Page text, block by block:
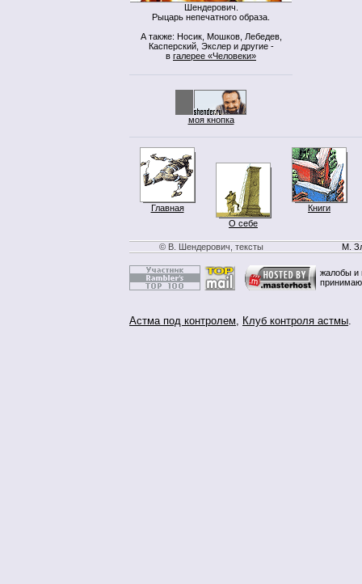
Шендерович.
Рыцарь непечатного образа.
А также: Носик, Мошков, Лебедев,
Касперский, Экслер и другие -
в галерее «Человеки»
моя кнопка
Главная
О себе
Книги
© В. Шендерович, тексты М.
жалобы и
Астма под контролем, Клуб контроля астмы.